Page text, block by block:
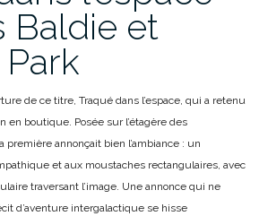
Baldie et
de ce titre, Traqué dans l’espace, qui a retenu
en boutique. Posée sur l’étagère des
première annonçait bien l’ambiance : un
et aux moustaches rectangulaires, avec
traversant l’image. Une annonce qui ne
d’aventure intergalactique se hisse